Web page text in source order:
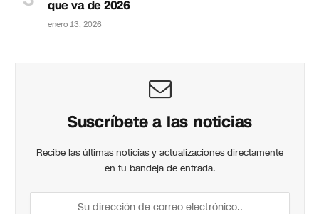
que va de 2026
enero 13, 2026
Suscríbete a las noticias
Recibe las últimas noticias y actualizaciones directamente
en tu bandeja de entrada.